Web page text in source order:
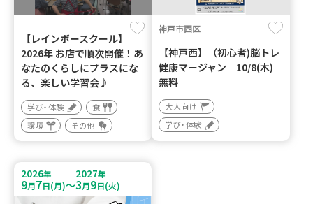
【レインボースクール】
2026年 お店で順次開催！あ
なたのくらしにプラスにな
る、楽しい学習会♪
学び・体験
食
環境
その他
神戸市西区
【神戸西】（初心者)脳トレ
健康マージャン 10/8(木)
無料
大人向け
学び・体験
2026年
9月7日(月)～
2027年
3月9日(火)